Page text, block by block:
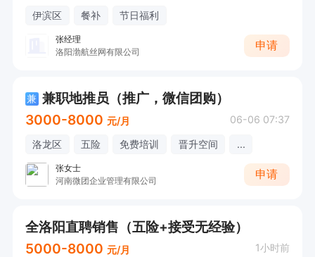
伊滨区 餐补 节日福利
张经理
洛阳渤航丝网有限公司
申请
兼 兼职地推员（推广，微信团购）
3000-8000 元/月 06-06 07:37
洛龙区 五险 免费培训 晋升空间 ...
张女士
河南微团企业管理有限公司
申请
全洛阳直聘销售（五险+接受无经验）
5000-8000 元/月 1小时前